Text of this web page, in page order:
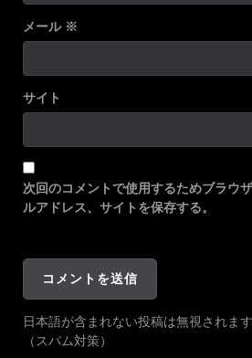
メール ※
サイト
次回のコメントで使用するためブラウ
ルアドレス、サイトを保存する。
日本語が含まれない投稿は無視されま
（スパム対策）